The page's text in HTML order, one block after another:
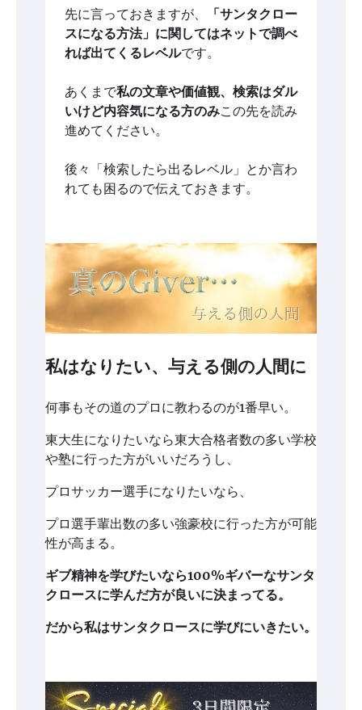
先に言っておきますが、
「サンタクロー
スになる方法」に関してはネットで調べ
れば出てくるレベルです。
あくまで私の文章や価値観、検索はダル
いけど内容気になる方のみこの先を読み
進めてください。
後々「検索したら出るレベル」とか言わ
れても困るので伝えておきます。
私はなりたい、与える側の人間に
何事もその道のプロに教わるのが1番早い。
東大生になりたいなら東大合格者数の多い学校
や塾に行った方がいいだろうし、
プロサッカー選手になりたいなら、
プロ選手輩出数の多い強豪校に行った方が可能
性が高まる。
ギブ精神を学びたいなら100%ギバーなサンタ
クロースに学んだ方が良いに決まってる。
だから私はサンタクロースに学びにいきたい。